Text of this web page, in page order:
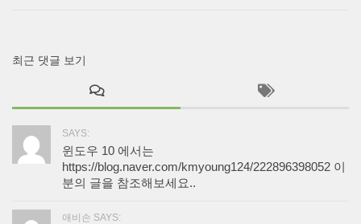
최근 댓글 보기
SAYS:
윈도우 10 에서는
https://blog.naver.com/kmyoung124/222896398052 이
분의 글을 참조해보세요..
애비손 SAYS: